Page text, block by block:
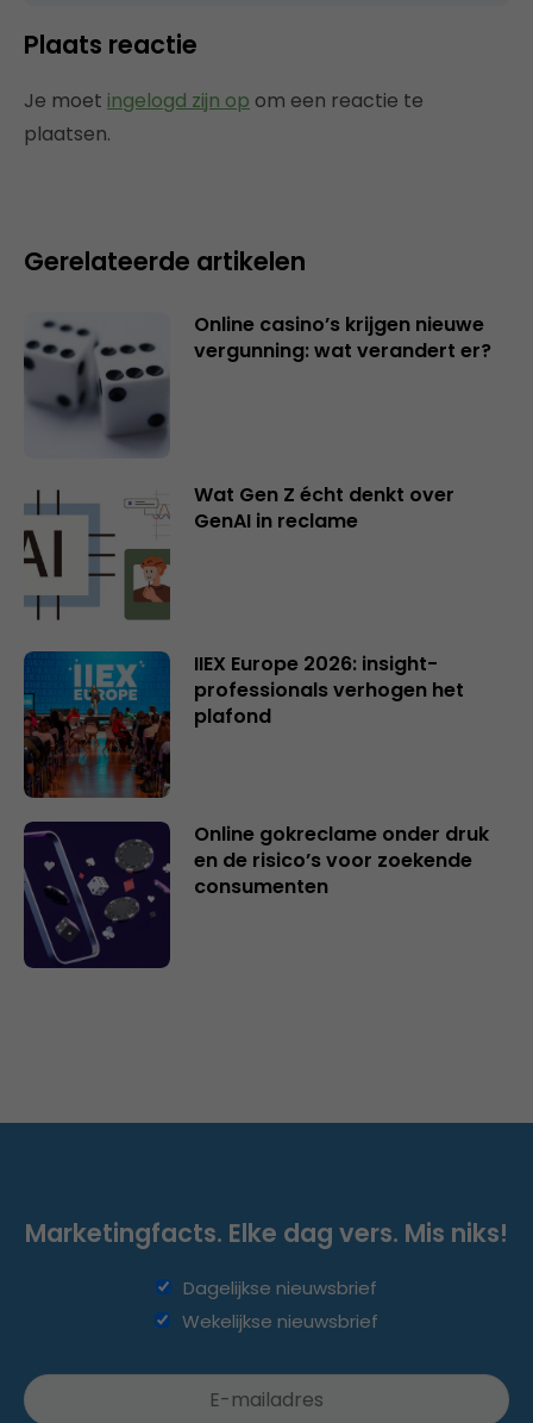
Plaats reactie
Je moet ingelogd zijn op om een reactie te
plaatsen.
Gerelateerde artikelen
Online casino’s krijgen nieuwe
vergunning: wat verandert er?
Wat Gen Z écht denkt over
GenAI in reclame
IIEX Europe 2026: insight-
professionals verhogen het
plafond
Online gokreclame onder druk
en de risico’s voor zoekende
consumenten
Marketingfacts. Elke dag vers. Mis niks!
Dagelijkse nieuwsbrief
Wekelijkse nieuwsbrief